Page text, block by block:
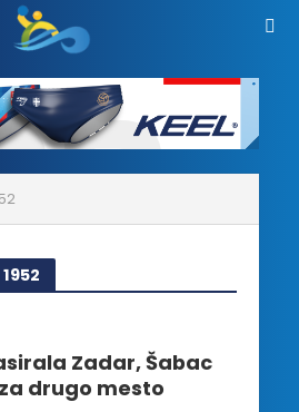
Zadar, Šabac
drugo mesto